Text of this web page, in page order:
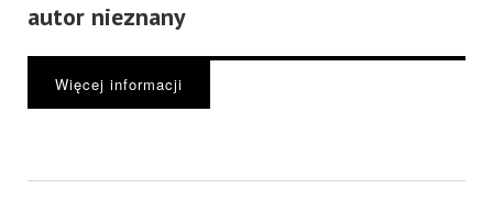
autor nieznany
Więcej informacji